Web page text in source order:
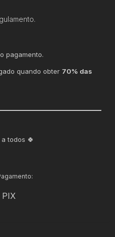
pagamento.
quando obter 70% das
todos 🍀
PIX